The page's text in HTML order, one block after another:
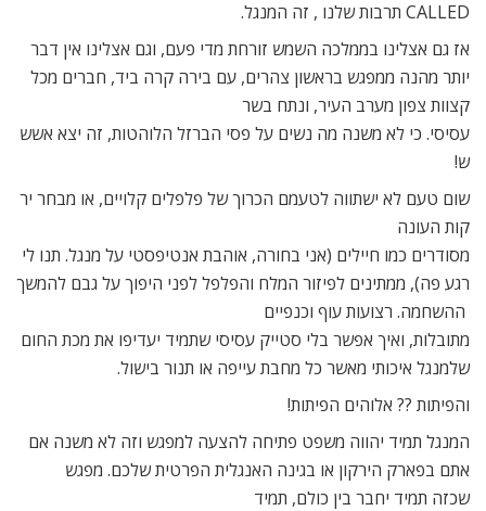
CALLED תרבות שלנו , זה המנגל.
אז גם אצלינו בממלכה השמש זורחת מדי פעם, וגם אצלינו אין דבר
יותר מהנה ממפגש בראשון צהרים, עם בירה קרה ביד, חברים מכל
קצוות צפון מערב העיר, ונתח בשר
עסיסי. כי לא משנה מה נשים על פסי הברזל הלוהטות, זה יצא אשש
ש!
שום טעם לא ישתווה לטעמם הכרוך של פלפלים קלויים, או מבחר יר
קות העונה
מסודרים כמו חיילים (אני בחורה, אוהבת אנטיפסטי על מנגל. תנו לי
רגע פה), ממתינים לפיזור המלח והפלפל לפני היפוך על גבם להמשך
ההשחמה. רצועות עוף וכנפיים
מתובלות, ואיך אפשר בלי סטייק עסיסי שתמיד יעדיפו את מכת החום
שלמנגל איכותי מאשר כל מחבת עייפה או תנור בישול.
והפיתות ?? אלוהים הפיתות!
המנגל תמיד יהווה משפט פתיחה להצעה למפגש וזה לא משנה אם
אתם בפארק הירקון או בגינה האנגלית הפרטית שלכם. מפגש
שכזה תמיד יחבר בין כולם, תמיד